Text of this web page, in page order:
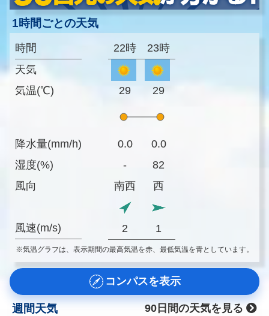
1時間ごとの天気
時間
天気
気温(℃)
降水量(mm/h)
湿度(%)
風向
風速(m/s)
22時 23時
29 29
0.0
0.0
-
82
南西
西
2 1
※気温グラフは、表示期間の最高気温を赤、最低気温を青としています。
コンパスを表示
週間天気
90日間の天気を見る